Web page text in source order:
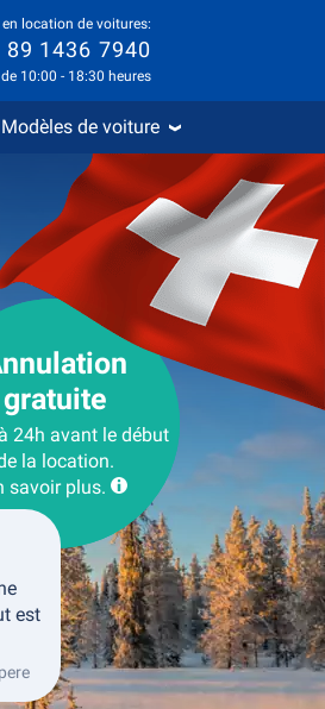
location de voitures:
89 1436 7940
10:00 - 18:30 heures
Modèles de voiture
gratuite
24h avant le début
la location.
savoir plus.
est